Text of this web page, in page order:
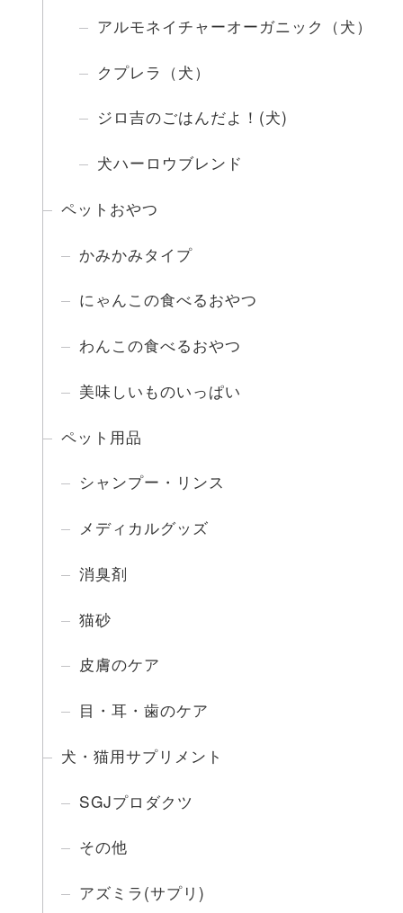
アルモネイチャーオーガニック（犬）
クプレラ（犬）
ジロ吉のごはんだよ！(犬)
犬ハーロウブレンド
ペットおやつ
かみかみタイプ
にゃんこの食べるおやつ
わんこの食べるおやつ
美味しいものいっぱい
ペット用品
シャンプー・リンス
メディカルグッズ
消臭剤
猫砂
皮膚のケア
目・耳・歯のケア
犬・猫用サプリメント
SGJプロダクツ
その他
アズミラ(サプリ)